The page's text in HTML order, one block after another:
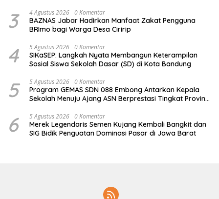
3 4 Agustus 2026 0 Komentar
BAZNAS Jabar Hadirkan Manfaat Zakat Pengguna
BRImo bagi Warga Desa Ciririp
4 5 Agustus 2026 0 Komentar
SIKaSEP: Langkah Nyata Membangun Keterampilan
Sosial Siswa Sekolah Dasar (SD) di Kota Bandung
5 5 Agustus 2026 0 Komentar
Program GEMAS SDN 088 Embong Antarkan Kepala
Sekolah Menuju Ajang ASN Berprestasi Tingkat Provinsi
6 5 Agustus 2026 0 Komentar
Merek Legendaris Semen Kujang Kembali Bangkit dan
SIG Bidik Penguatan Dominasi Pasar di Jawa Barat